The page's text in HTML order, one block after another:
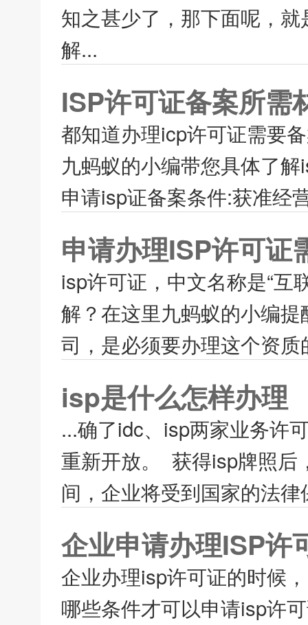
知之甚少了，那下面呢，
解...
ISP许可证备案所需
都知道办理icp许可证需要
九蚂蚁的小编带您具体了
申请isp证备案条件:获准经
申请办理ISP许可证
isp许可证，中文名称是“互
解？在这里九蚂蚁的小编
司，是必须要办理这个资
isp是什么怎样办理
...确了idc、isp两家业务许
重新开放。 获得isp牌照后
间，企业将受到国家的法
企业申请办理ISP许
企业办理isp许可证的时候
哪些条件才可以申请isp许